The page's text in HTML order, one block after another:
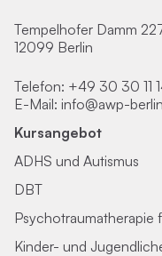
Tempelhofer Damm
12099 Berlin
Telefon: +49 30 30 11
E-Mail: info@awp-
Kursangebot
ADHS und Autismus
DBT
Psychotraumatherapie
Kinder- und